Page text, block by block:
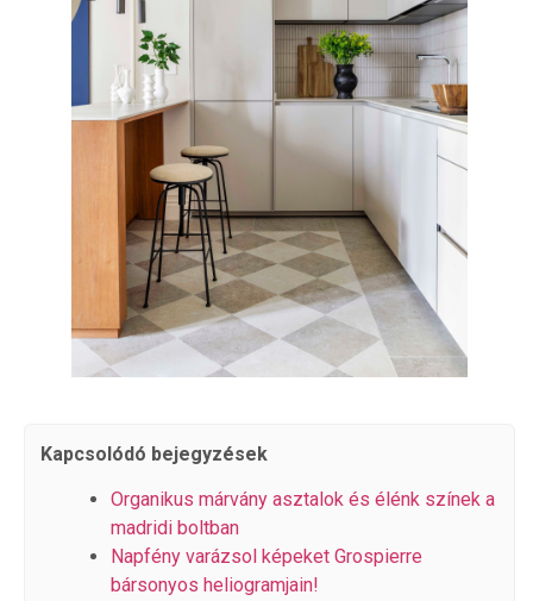
Kapcsolódó bejegyzések
Organikus márvány asztalok és élénk színek a
madridi boltban
Napfény varázsol képeket Grospierre
bársonyos heliogramjain!